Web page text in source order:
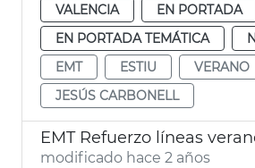
VALENCIA
EN PORTADA
EN PORTADA TEMÁTICA
EMT
ESTIU
VERANO
JESÚS CARBONELL
EMT Refuerzo líneas
modificado hace 2 años